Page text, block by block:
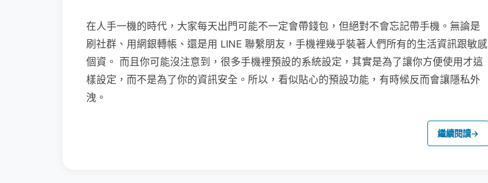
在人手一機的時代，大家每天出門可能不一定會帶錢包，但絕對不會忘記帶手機。無論是
刷社群、用網銀轉帳、還是用 LINE 聯繫朋友，手機裡幾乎裝著人們所有的生活資訊跟敏感
個資。 而且你可能沒注意到，很多手機裡預設的系統設定，其實是為了讓你方便使用才這
樣設定，而不是為了你的資訊安全。所以，看似貼心的預設功能，有時候反而會讓隱私外
洩。
繼續閱讀→